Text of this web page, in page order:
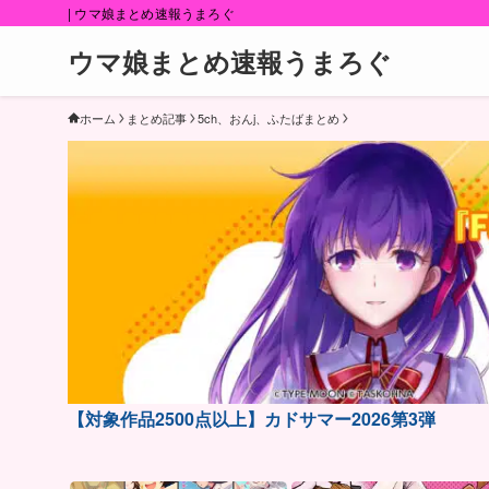
| ウマ娘まとめ速報うまろぐ
ウマ娘まとめ速報うまろぐ
ホーム まとめ記事 5ch、おんj、ふたばまとめ
【対象作品2500点以上】カドサマー2026第3弾